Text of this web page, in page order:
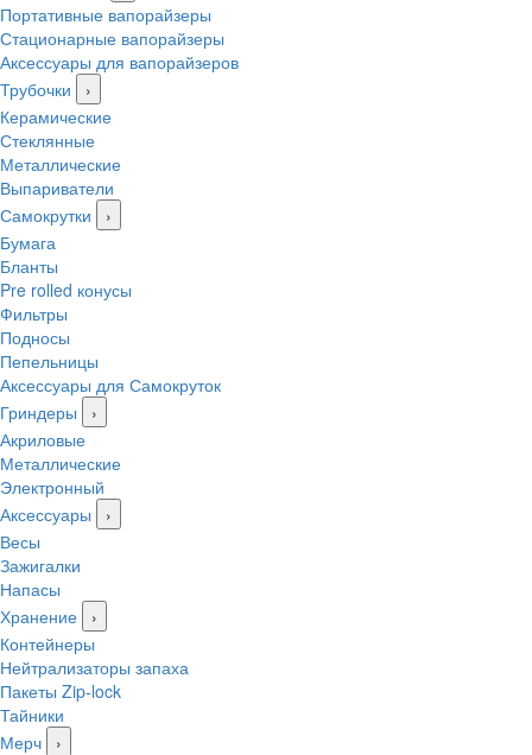
Портативные вапорайзеры
Стационарные вапорайзеры
Аксессуары для вапорайзеров
Трубочки
›
Керамические
Стеклянные
Металлические
Выпариватели
Самокрутки
›
Бумага
Бланты
Pre rolled конусы
Фильтры
Подносы
Пепельницы
Аксессуары для Самокруток
Гриндеры
›
Акриловые
Металлические
Электронный
Аксессуары
›
Весы
Зажигалки
Напасы
Хранение
›
Контейнеры
Нейтрализаторы запаха
Пакеты Zip-lock
Тайники
Мерч
›